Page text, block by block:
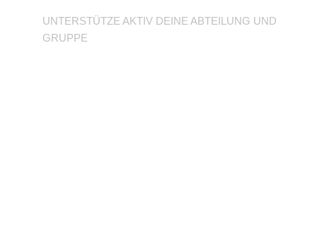
UNTERSTÜTZE AKTIV DEINE ABTEILUNG UND
GRUPPE